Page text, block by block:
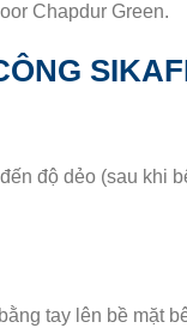
Chapdur Green.
độ dẻo (sau
tay lên bề mặt